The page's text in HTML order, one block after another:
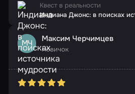
Квест в реальности
Индиана Джонс: в поисках
МЧ Максим Черчимцев
Новичок